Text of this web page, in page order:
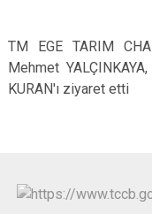
Çameli
TM EGE TARIM
Mehmet
KURAN'ı ziyaret etti